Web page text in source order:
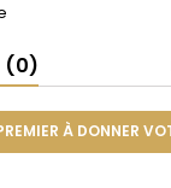
(0)
À DONNER